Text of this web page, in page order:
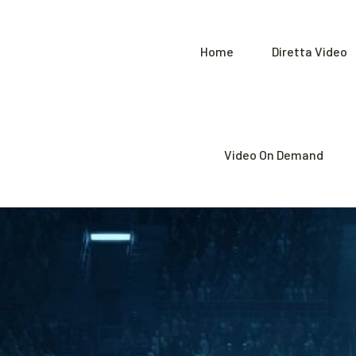
Home Diretta Video
Video On Demand